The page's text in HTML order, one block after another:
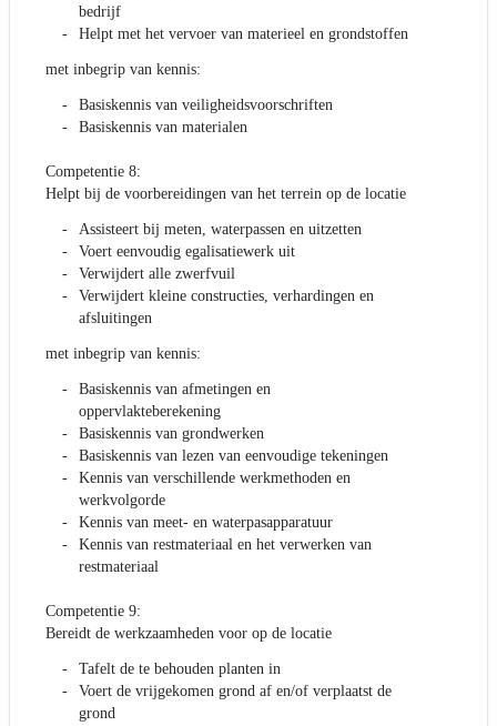
bedrijf
Helpt met het vervoer van materieel en grondstoffen
met inbegrip van kennis:
Basiskennis van veiligheidsvoorschriften
Basiskennis van materialen
Competentie 8:
Helpt bij de voorbereidingen van het terrein op de locatie
Assisteert bij meten, waterpassen en uitzetten
Voert eenvoudig egalisatiewerk uit
Verwijdert alle zwerfvuil
Verwijdert kleine constructies, verhardingen en
afsluitingen
met inbegrip van kennis:
Basiskennis van afmetingen en
oppervlakteberekening
Basiskennis van grondwerken
Basiskennis van lezen van eenvoudige tekeningen
Kennis van verschillende werkmethoden en
werkvolgorde
Kennis van meet- en waterpasapparatuur
Kennis van restmateriaal en het verwerken van
restmateriaal
Competentie 9:
Bereidt de werkzaamheden voor op de locatie
Tafelt de te behouden planten in
Voert de vrijgekomen grond af en/of verplaatst de
grond